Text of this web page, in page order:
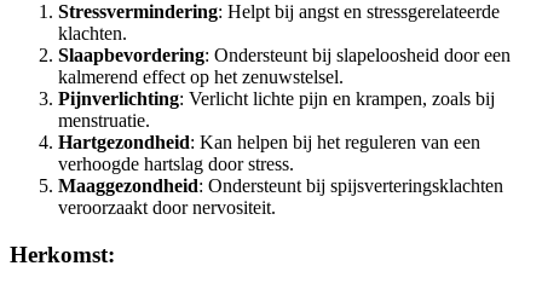
Stressvermindering: Helpt bij angst en stressgerelateerde
klachten.
Slaapbevordering: Ondersteunt bij slapeloosheid door een
kalmerend effect op het zenuwstelsel.
Pijnverlichting: Verlicht lichte pijn en krampen, zoals bij
menstruatie.
Hartgezondheid: Kan helpen bij het reguleren van een
verhoogde hartslag door stress.
Maaggezondheid: Ondersteunt bij spijsverteringsklachten
veroorzaakt door nervositeit.
Herkomst: